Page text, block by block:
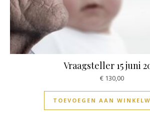
Vraagsteller 15 juni
€ 130,00
TOEVOEGEN AAN